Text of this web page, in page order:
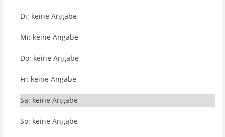
Di: keine Angabe
Mi: keine Angabe
Do: keine Angabe
Fr: keine Angabe
Sa: keine Angabe
So: keine Angabe